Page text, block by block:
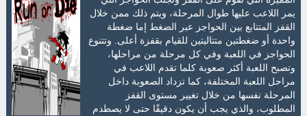
يمر اللاعب عليها طوال المرحلة، ويتم ذلك ممن خلال
القفز المتتابع بين الحواجز عبر الضغط إما ضغطة
واحدة أو ضغطتين متتاليتين للقيام بقفزة أعلى. وتتنوع
الحواجز في اللعبة وفي كل مرحلة من مراحلها،
وتصبح اللعبة أكثر صعوبة كلما تقدم اللاعب في
مراحل اللعبة المختلفة، كما تزداد الصعوبة داخل
المرحلة نفسها من خلال تغيير مستوى القفز
المطلوب، والذي يجب أن يكون دقيقًا حتى لا يصطدم